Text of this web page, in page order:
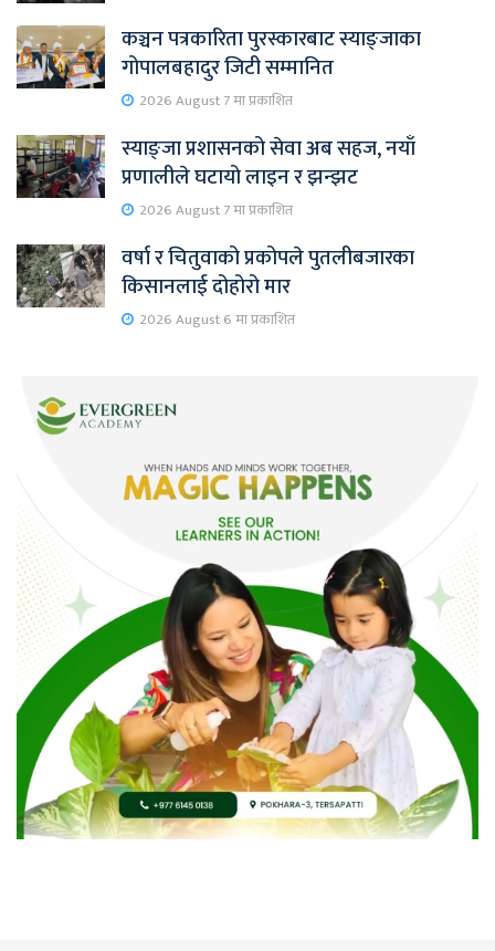
कञ्चन पत्रकारिता पुरस्कारबाट स्याङ्जाका
गोपालबहादुर जिटी सम्मानित
2026 August 7 मा प्रकाशित
स्याङ्जा प्रशासनको सेवा अब सहज, नयाँ
प्रणालीले घटायो लाइन र झन्झट
2026 August 7 मा प्रकाशित
वर्षा र चितुवाको प्रकोपले पुतलीबजारका
किसानलाई दोहोरो मार
2026 August 6 मा प्रकाशित